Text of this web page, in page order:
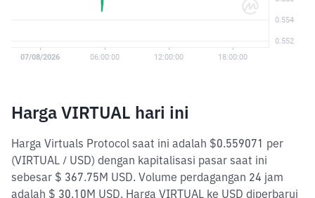
Harga VIRTUAL hari ini
Harga Virtuals Protocol saat ini adalah $0.559071 per
(VIRTUAL / USD) dengan kapitalisasi pasar saat ini
sebesar $ 367.75M USD. Volume perdagangan 24 jam
adalah $ 30.10M USD. Harga VIRTUAL ke USD diperbarui